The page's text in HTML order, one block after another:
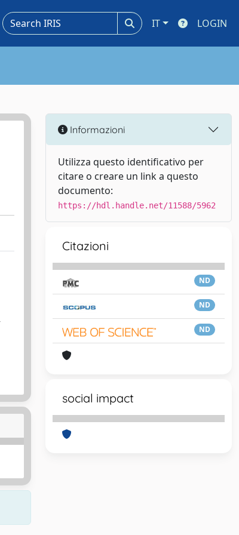
IT LOGIN
Informazioni
Utilizza questo identificativo per
citare o creare un link a questo
documento:
https://hdl.handle.net/11588/5962
Citazioni
ND
ND
ND
social impact